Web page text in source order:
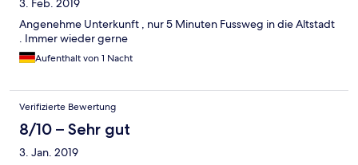
3. Feb. 2019
Angenehme Unterkunft , nur 5 Minuten Fussweg in die Altstadt
. Immer wieder gerne
Aufenthalt von 1 Nacht
Verifizierte Bewertung
8/10 – Sehr gut
3. Jan. 2019